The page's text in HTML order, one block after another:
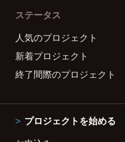
ステータス
人気のプロジェクト
新着プロジェクト
終了間際のプロジェクト
プロジェクトを始める